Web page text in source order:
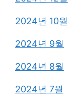
2024년 10월
2024년 9월
2024년 8월
2024년 7월